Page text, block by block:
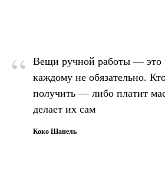
“
Вещи ручной работы — это
каждому не обязательно.
получить — либо платит
делает их сам
Коко Шанель